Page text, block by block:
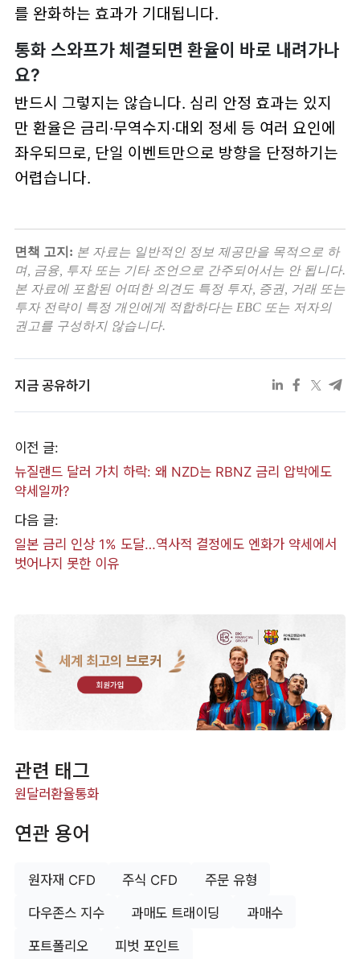
를 완화하는 효과가 기대됩니다.
통화 스와프가 체결되면 환율이 바로 내려가나
요?
반드시 그렇지는 않습니다. 심리 안정 효과는 있지
만 환율은 금리·무역수지·대외 정세 등 여러 요인에
좌우되므로, 단일 이벤트만으로 방향을 단정하기는
어렵습니다.
면책 고지: 본 자료는 일반적인 정보 제공만을 목적으로 하
며, 금융, 투자 또는 기타 조언으로 간주되어서는 안 됩니다.
본 자료에 포함된 어떠한 의견도 특정 투자, 증권, 거래 또는
투자 전략이 특정 개인에게 적합하다는 EBC 또는 저자의
권고를 구성하지 않습니다.
지금 공유하기
이전 글:
뉴질랜드 달러 가치 하락: 왜 NZD는 RBNZ 금리 압박에도
약세일까?
다음 글:
일본 금리 인상 1% 도달…역사적 결정에도 엔화가 약세에서
벗어나지 못한 이유
세계 최고의 브로커
회원가입
관련 태그
원달러환율통화
연관 용어
원자재 CFD 주식 CFD 주문 유형
다우존스 지수 과매도 트래이딩 과매수
포트폴리오 피벗 포인트